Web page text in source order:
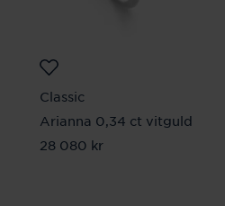
Classic
Arianna 0,34 ct vitguld
Pris:28 080 kr
28 080 kr